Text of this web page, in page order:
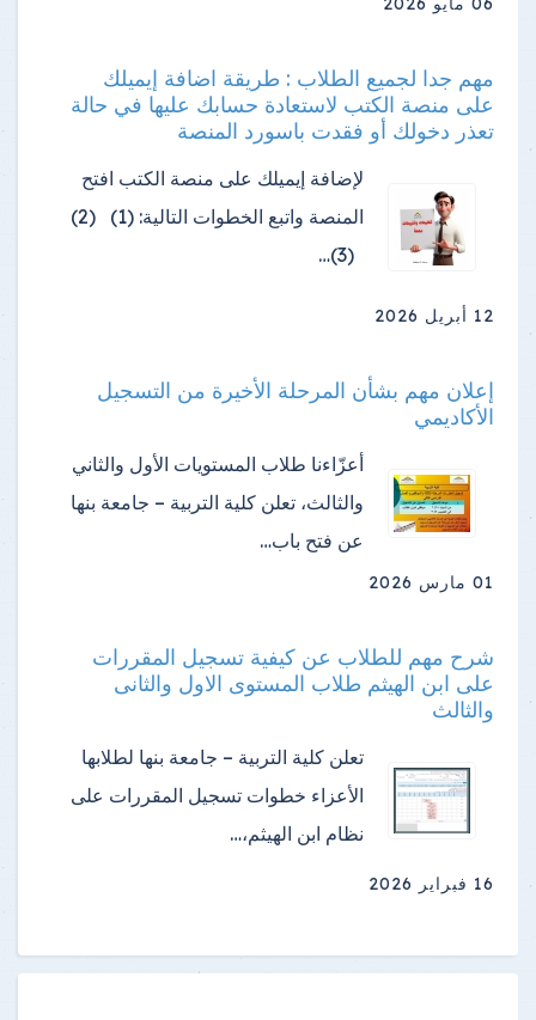
مهم جدا لجميع الطلاب : طريقة اضافة إيميلك
على منصة الكتب لاستعادة حسابك عليها في حالة
تعذر دخولك أو فقدت باسورد المنصة
لإضافة إيميلك على منصة الكتب افتح
المنصة واتبع الخطوات التالية: (1) (2)
(3)…
12 أبريل 2026
إعلان مهم بشأن المرحلة الأخيرة من التسجيل
الأكاديمي
أعزّاءنا طلاب المستويات الأول والثاني
والثالث، تعلن كلية التربية – جامعة بنها
عن فتح باب…
01 مارس 2026
شرح مهم للطلاب عن كيفية تسجيل المقررات
على ابن الهيثم طلاب المستوى الاول والثانى
والثالث
تعلن كلية التربية – جامعة بنها لطلابها
الأعزاء خطوات تسجيل المقررات على
نظام ابن الهيثم،…
16 فبراير 2026